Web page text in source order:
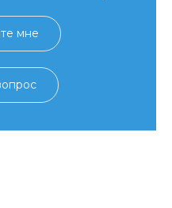
мне